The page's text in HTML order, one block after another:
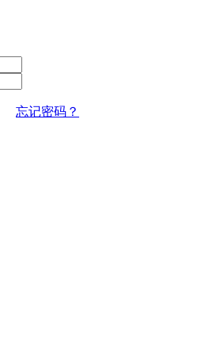
忘记密码？